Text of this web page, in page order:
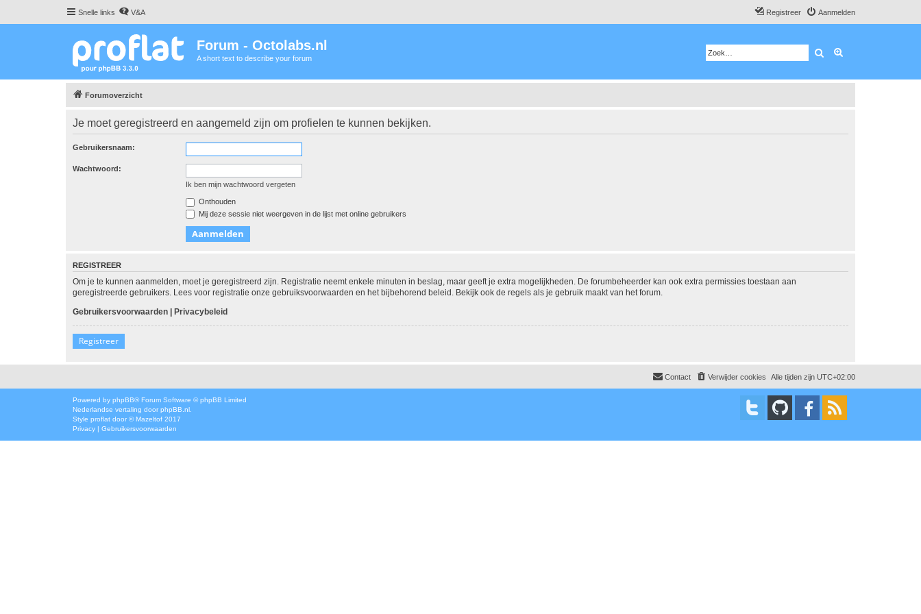
Snelle links V&A Aanmelden
Registreer
Forum - Octolabs.nl
A short text to describe your forum Zoek
Forumoverzicht
Je moet geregistreerd en aangemeld zijn om profielen te kunnen bekijken.
Gebruikersnaam:
Wachtwoord:
Ik ben mijn wachtwoord vergeten
Onthouden
Mij deze sessie niet weergeven in de lijst met online gebruikers
REGISTREER
Om je te kunnen aanmelden, moet je geregistreerd zijn. Registratie neemt enkele minuten in beslag, maar geeft je extra mogelijkheden. De forumbeheerder kan ook extra permissies toestaan aan
geregistreerde gebruikers. Lees voor registratie onze gebruiksvoorwaarden en het bijbehorend beleid. Bekijk ook de regels als je gebruik maakt van het forum.
Gebruikersvoorwaarden | Privacybeleid
Registreer
Alle tijden zijn UTC+02:00
Verwijder cookies
Contact
Powered by phpBB® Forum Software © phpBB Limited
Nederlandse vertaling door phpBB.nl
Style proflat door ©Mazeltof 2017
Privacy | Gebruikersvoorwaarden